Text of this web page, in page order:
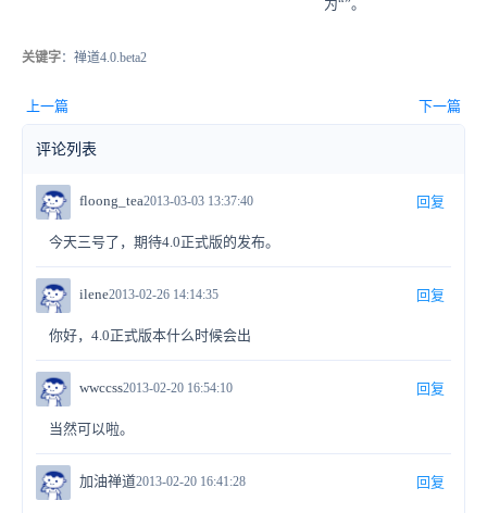
为“”。
关键字：禅道4.0.beta2
上一篇 下一篇
评论列表
floong_tea2013-03-03 13:37:40 回复
今天三号了，期待4.0正式版的发布。
ilene2013-02-26 14:14:35 回复
你好，4.0正式版本什么时候会出
wwccss2013-02-20 16:54:10 回复
当然可以啦。
加油禅道2013-02-20 16:41:28 回复